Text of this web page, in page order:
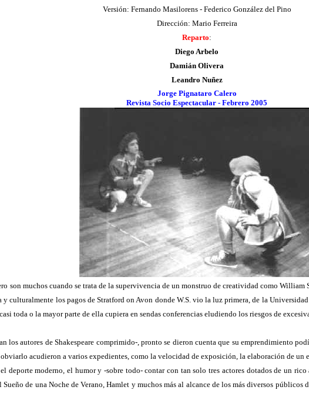
Versión: Fernando Masilorens - Federico González del Pino
Dirección: Mario Ferreira
Reparto:
Diego Arbelo
Damián Olivera
Leandro Nuñez
Jorge Pignataro Calero
Revista Socio Espectacular - Febrero 2005
son muchos cuando se trata de la supervivencia de un monstruo de creatividad como
culturalmente los pagos de Stratford on Avon donde W.S. vio la luz primera, de la
toda o la mayor parte de ella cupiera en sendas conferencias eludiendo los riesgos de
los autores de Shakespeare comprimido-, pronto se dieron cuenta que su emprendimiento
acudieron a varios expedientes, como la velocidad de exposición, la elaboración de un
deporte moderno, el humor y -sobre todo- contar con tan solo tres actores dotados de un
de una Noche de Verano, Hamlet y muchos más al alcance de los más diversos